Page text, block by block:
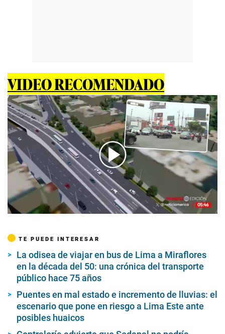
VIDEO RECOMENDADO
00:00/02:09
TE PUEDE INTERESAR
La odisea de viajar en bus de Lima a Miraflores
en la década del 50: una crónica del transporte
público hace 75 años
Puentes en mal estado e incremento de lluvias: el
escenario que pone en riesgo a Lima Este ante
posibles huaicos